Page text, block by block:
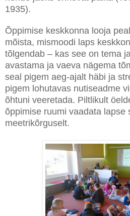
1935).
Õppimise keskkonna looja
mõista, mismoodi laps
tõlgendab – kas see on tema
avastama ja vaeva nägema
seal pigem aeg-ajalt häbi ja
pigem lohutavas nutiseadme
õhtuni veeretada. Piltlikult
õppimise ruumi vaadata lapse
meetrikõrguselt.